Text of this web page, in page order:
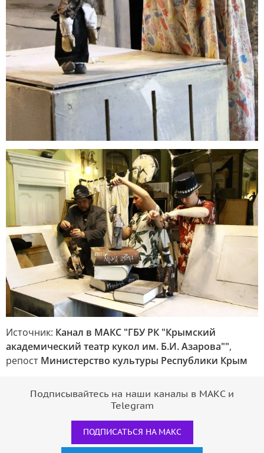
Источник: Канал в МАКС "ГБУ РК "Крымский
академический театр кукол им. Б.И. Азарова"",
репост Министерство культуры Республики Крым
Подписывайтесь на наши каналы в МАКС и
Telegram
ПОДПИСАТЬСЯ НА МАКС